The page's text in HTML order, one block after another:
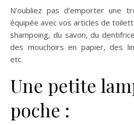
N’oubliez pas d’emporter une
équipée avec vos articles de
shampoing, du savon, du
des mouchoirs en papier, des
etc.
Une petite
poche :